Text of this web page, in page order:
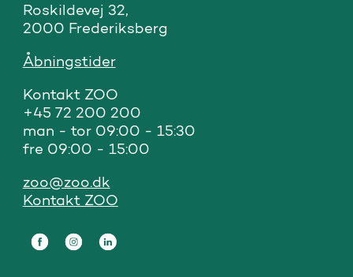
Roskildevej 32,
2000 Frederiksberg
Åbningstider
Kontakt ZOO
+45 72 200 200
man - tor 09:00 - 15:30
fre 09:00 - 15:00
zoo@zoo.dk
Kontakt ZOO